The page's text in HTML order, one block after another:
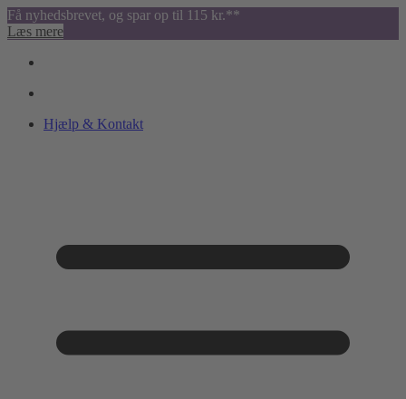
Få nyhedsbrevet, og spar op til 115 kr.**
Læs mere
Hjælp & Kontakt